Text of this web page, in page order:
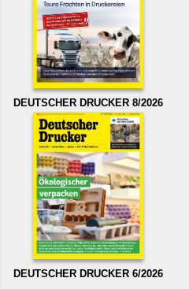
DEUTSCHER DRUCKER 8/2026
DEUTSCHER DRUCKER 6/2026